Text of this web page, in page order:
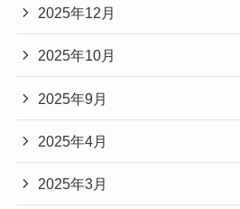
2025年12月
2025年10月
2025年9月
2025年4月
2025年3月